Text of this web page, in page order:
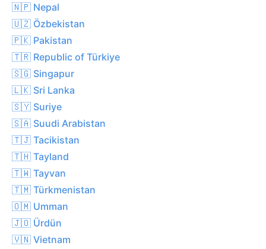
🇳🇵 Nepal
🇺🇿 Özbekistan
🇵🇰 Pakistan
🇹🇷 Republic of Türkiye
🇸🇬 Singapur
🇱🇰 Sri Lanka
🇸🇾 Suriye
🇸🇦 Suudi Arabistan
🇹🇯 Tacikistan
🇹🇭 Tayland
🇹🇼 Tayvan
🇹🇲 Türkmenistan
🇴🇲 Umman
🇯🇴 Ürdün
🇻🇳 Vietnam